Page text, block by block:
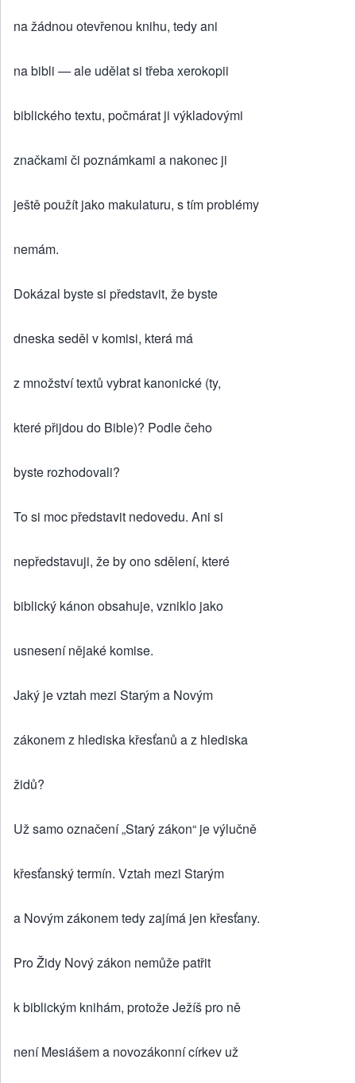
na žádnou otevřenou knihu, tedy ani
na bibli — ale udělat si třeba xerokopii
biblického textu, počmárat ji výkladovými
značkami či poznámkami a nakonec ji
ještě použít jako makulaturu, s tím problémy
nemám.
Dokázal byste si představit, že byste
dneska seděl v komisi, která má
z množství textů vybrat kanonické (ty,
které přijdou do Bible)? Podle čeho
byste rozhodovali?
To si moc představit nedovedu. Ani si
nepředstavuji, že by ono sdělení, které
biblický kánon obsahuje, vzniklo jako
usnesení nějaké komise.
Jaký je vztah mezi Starým a Novým
zákonem z hlediska křesťanů a z hlediska
židů?
Už samo označení „Starý zákon“ je výlučně
křesťanský termín. Vztah mezi Starým
a Novým zákonem tedy zajímá jen křesťany.
Pro Židy Nový zákon nemůže patřit
k biblickým knihám, protože Ježíš pro ně
není Mesiášem a novozákonní církev už